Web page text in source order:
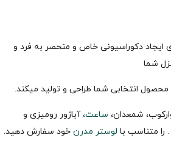
ایجاد دکوراسیونی خاص و منحصر به فرد و
شما
انتخابی شما طراحی و تولید میکند.
شمعدان، ساعت،آباژور رومیزی و
را متناسب با لوستر مدرن خود سفارش دهید.